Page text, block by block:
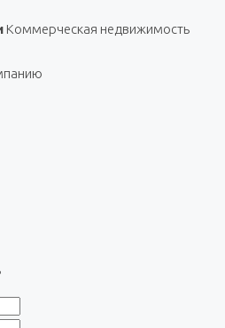
Коммерческая недвижимость